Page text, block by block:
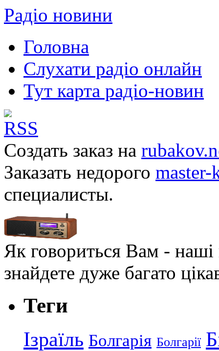
Радіо новини
Головна
Слухати радіо онлайн
Тут карта радіо-новин
Создать заказ на
Заказать недорого master-
специалисты.
Як говориться Вам - наші
знайдете дуже багато
Теги
Ізраїль Болгарія Болгарії